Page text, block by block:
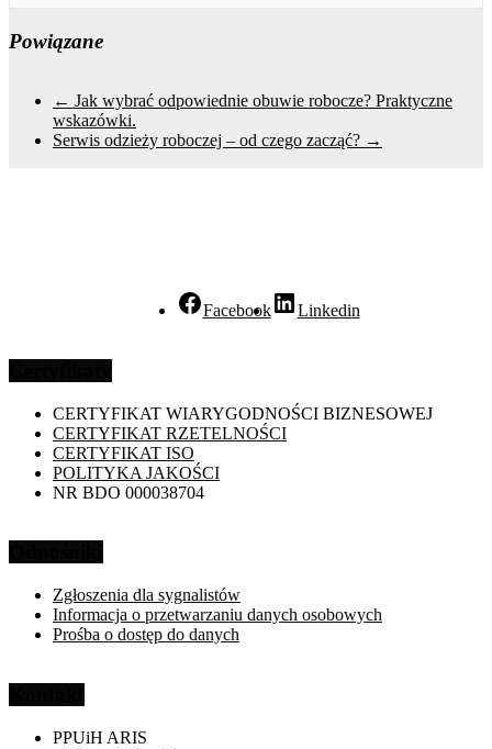
Powiązane
← Jak wybrać odpowiednie obuwie robocze? Praktyczne
wskazówki.
Serwis odzieży roboczej – od czego zacząć? →
Facebook Linkedin
CERTYFIKAT WIARYGODNOŚCI BIZNESOWEJ
CERTYFIKAT RZETELNOŚCI
CERTYFIKAT ISO
POLITYKA JAKOŚCI
NR BDO 000038704
Zgłoszenia dla sygnalistów
Informacja o przetwarzaniu danych osobowych
Prośba o dostęp do danych
PPUiH ARIS